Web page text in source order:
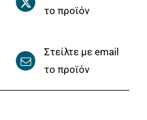
το προϊόν
Στείλτε με email
το προϊόν